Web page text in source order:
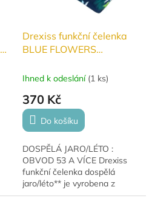
Drexiss funkční čelenka
BLUE FLOWERS
Ihned k odeslání (1 ks)
370 Kč
Do košíku
DOSPĚLÁ JARO/LÉTO :
OBVOD 53 A VÍCE Drexiss
funkční čelenka dospělá
jaro/léto** je vyrobena z
lehkého funkčního úpletu,